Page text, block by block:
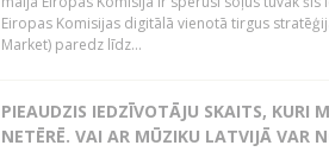
Eiropas Komisijas digitālā vienotā tirgus
Market) paredz līdz...
PIEAUDZIS IEDZĪVOTĀJU SKAITS, KURI
NETĒRĒ. VAI AR MŪZIKU LATVIJĀ VAR